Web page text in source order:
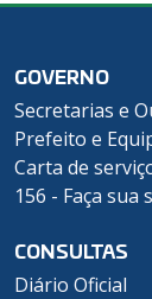
GOVERNO
Secretarias e
Prefeito e
Carta de
156 - Faça sua
CONSULTAS
Diário Oficial